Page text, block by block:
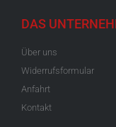
DAS
Über uns
Widerrufsformular
Anfahrt
Kontakt